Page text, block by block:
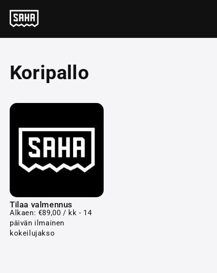
Koripallo
Tilaa valmennus
Alkaen: €89,00 / kk - 14
päivän ilmainen
kokeilujakso